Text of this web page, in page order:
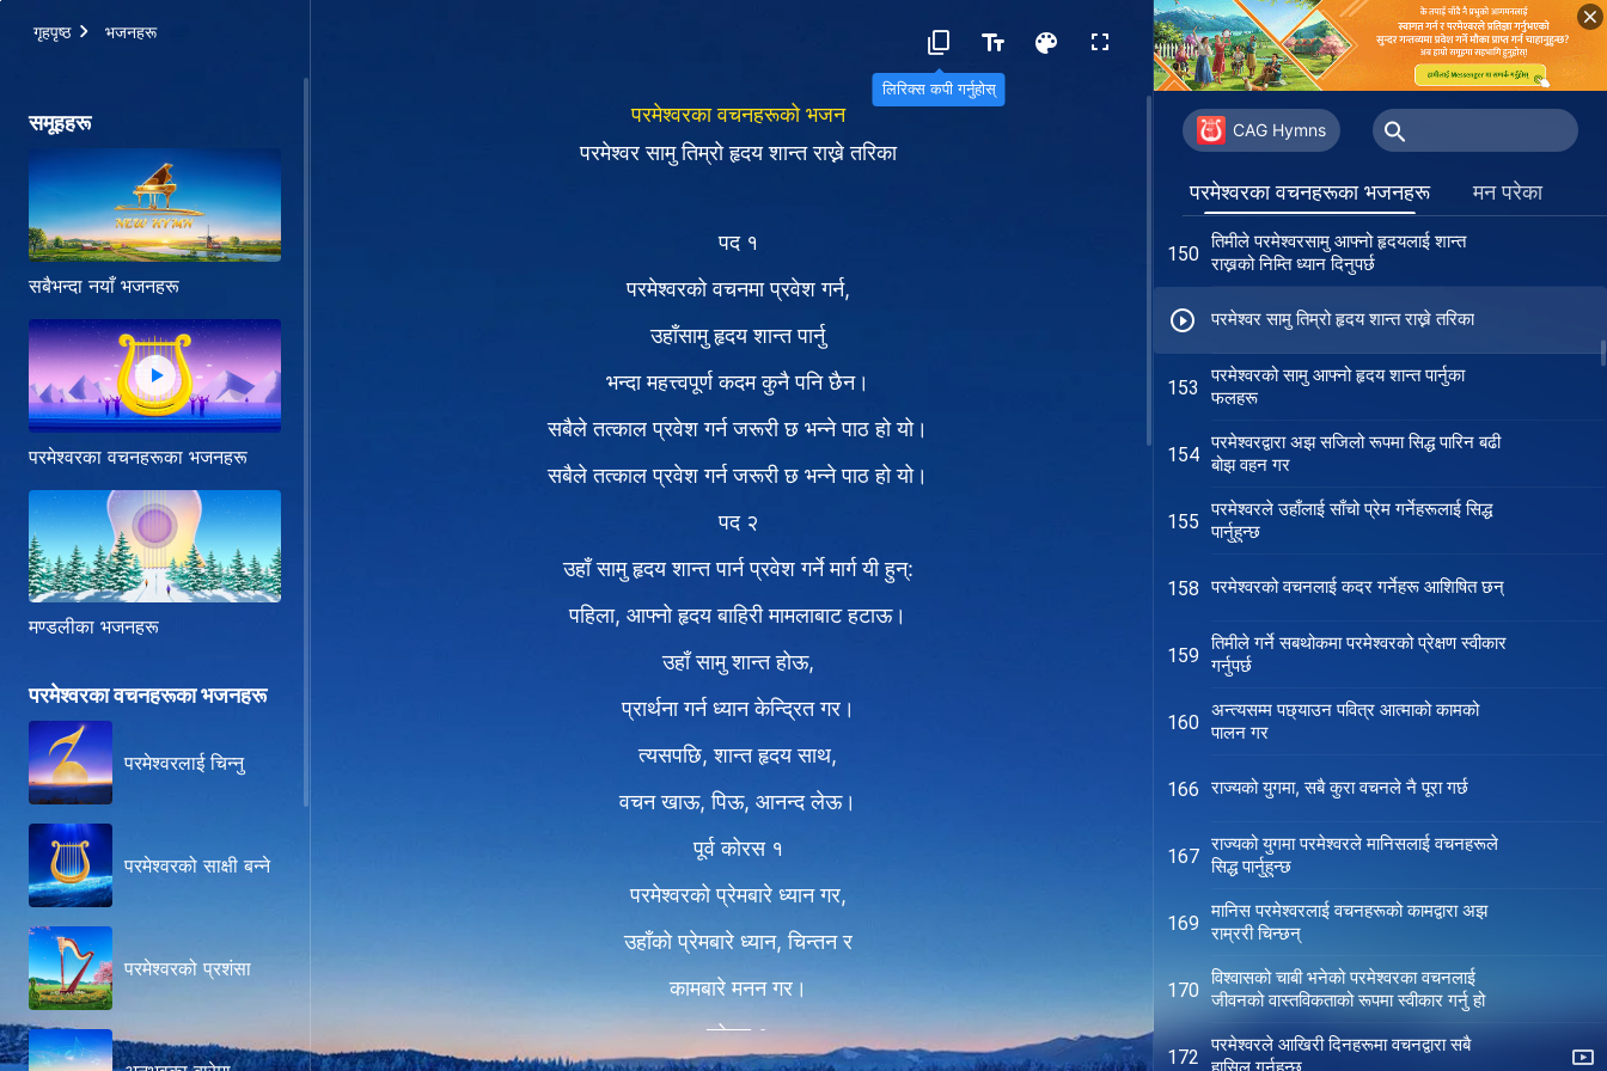
गृहपृष्ठ भजनहरू
लिरिक्स कपी गर्नुहोस्
समूहहरू
सबैभन्दा नयाँ भजनहरू
परमेश्‍वरका वचनहरूका भजनहरू
मण्डलीका भजनहरू
परमेश्‍वरका वचनहरूका भजनहरू
परमेश्‍वरलाई चिन्‍नु
परमेश्‍वरको साक्षी बन्‍ने
परमेश्वरको प्रशंसा
परमेश्‍वरका वचनहरूको भजन
परमेश्‍वर सामु तिम्रो हृदय शान्त राख्ने तरिका
पद १
परमेश्‍वरको वचनमा प्रवेश गर्न,
उहाँसामु हृदय शान्त पार्नु
भन्दा महत्त्वपूर्ण कदम कुनै पनि छैन।
सबैले तत्काल प्रवेश गर्न जरूरी छ भन्ने पाठ हो यो।
सबैले तत्काल प्रवेश गर्न जरूरी छ भन्ने पाठ हो यो।
पद २
उहाँ सामु हृदय शान्त पार्न प्रवेश गर्ने मार्ग यी हुन्:
पहिला, आफ्नो हृदय बाहिरी मामलाबाट हटाऊ।
उहाँ सामु शान्त होऊ,
प्रार्थना गर्न ध्यान केन्द्रित गर।
त्यसपछि, शान्त हृदय साथ,
वचन खाऊ, पिऊ, आनन्द लेऊ।
पूर्व कोरस १
परमेश्‍वरको प्रेमबारे ध्यान गर,
उहाँको प्रेमबारे ध्यान, चिन्तन र
कामबारे मनन गर।
कोरस १
CAG Hymns
परमेश्‍वरका वचनहरूका भजनहरू मन परेका
141
परमेश्‍वरको स्वीकृति प्राप्त गर्न पवित्र आत्माको
नयाँ काम पछ्याऊ
145
परमेश्‍वरको इच्छा पछ्याउन जिउनु सबैभन्दा
अर्थपूर्ण हुन्छ
149 केन्द्रित गर्छन्
150
तिमीले परमेश्‍वरसामु आफ्नो हृदयलाई शान्त
राख्नको निम्ति ध्यान दिनुपर्छ
परमेश्‍वर सामु तिम्रो हृदय शान्त राख्ने तरिका
153
परमेश्‍वरको सामु आफ्नो हृदय शान्त पार्नुका
फलहरू
154
परमेश्‍वरद्वारा अझ सजिलो रूपमा सिद्ध पारिन बढी
बोझ वहन गर
155
परमेश्‍वरले उहाँलाई साँचो प्रेम गर्नेहरूलाई सिद्ध
पार्नुहुन्छ
158 परमेश्‍वरको वचनलाई कदर गर्नेहरू आशिषित छन्
159
तिमीले गर्ने सबथोकमा परमेश्‍वरको प्रे‍क्षण स्वीकार
गर्नुपर्छ
160
अन्त्यसम्म पछ्याउन पवित्र आत्माको कामको
पालन गर
166 राज्यको युगमा, सबै कुरा वचनले नै पूरा गर्छ
167
राज्यको युगमा परमेश्‍वरले मानिसलाई वचनहरूले
सिद्ध पार्नुहुन्छ
169
मानिस परमेश्‍वरलाई वचनहरूको कामद्वारा अझ
राम्ररी चिन्छन्
170
विश्‍वासको चाबी भनेको परमेश्‍वरका वचनलाई
जीवनको वास्तविकताको रूपमा स्वीकार गर्नु हो
172
परमेश्‍वरले आखिरी दिनहरूमा वचनद्वारा सबै